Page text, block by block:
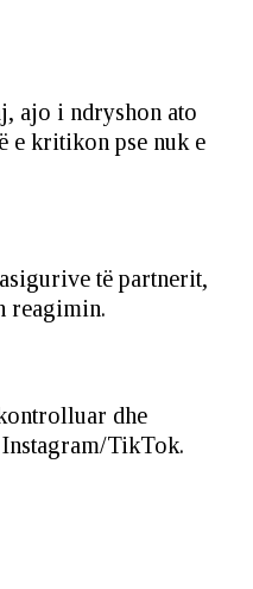
ajo i ndryshon ato
e kritikon pse nuk e
të partnerit,
reagimin.
dhe
TikTok.